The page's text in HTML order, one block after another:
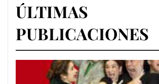
ÚLTIMAS
PUBLICACIONES